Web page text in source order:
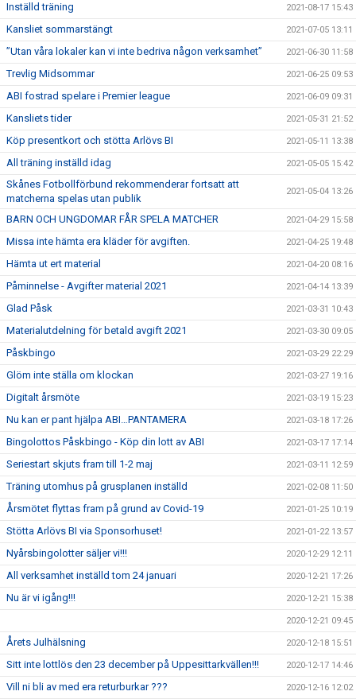
Inställd träning 2021-08-17 15:43
Kansliet sommarstängt 2021-07-05 13:11
”Utan våra lokaler kan vi inte bedriva någon verksamhet” 2021-06-30 11:58
Trevlig Midsommar 2021-06-25 09:53
ABI fostrad spelare i Premier league 2021-06-09 09:31
Kansliets tider 2021-05-31 21:52
Köp presentkort och stötta Arlövs BI 2021-05-11 13:38
All träning inställd idag 2021-05-05 15:42
Skånes Fotbollförbund rekommenderar fortsatt att
matcherna spelas utan publik
2021-05-04 13:26
BARN OCH UNGDOMAR FÅR SPELA MATCHER 2021-04-29 15:58
Missa inte hämta era kläder för avgiften. 2021-04-25 19:48
Hämta ut ert material 2021-04-20 08:16
Påminnelse - Avgifter material 2021 2021-04-14 13:39
Glad Påsk 2021-03-31 10:43
Materialutdelning för betald avgift 2021 2021-03-30 09:05
Påskbingo 2021-03-29 22:29
Glöm inte ställa om klockan 2021-03-27 19:16
Digitalt årsmöte 2021-03-19 15:23
Nu kan er pant hjälpa ABI…PANTAMERA 2021-03-18 17:26
Bingolottos Påskbingo - Köp din lott av ABI 2021-03-17 17:14
Seriestart skjuts fram till 1-2 maj 2021-03-11 12:59
Träning utomhus på grusplanen inställd 2021-02-08 11:50
Årsmötet flyttas fram på grund av Covid-19 2021-01-25 10:19
Stötta Arlövs BI via Sponsorhuset! 2021-01-22 13:57
Nyårsbingolotter säljer vi!!! 2020-12-29 12:11
All verksamhet inställd tom 24 januari 2020-12-21 17:26
Nu är vi igång!!! 2020-12-21 15:38
2020-12-21 09:45
Årets Julhälsning 2020-12-18 15:51
Sitt inte lottlös den 23 december på Uppesittarkvällen!!! 2020-12-17 14:46
Vill ni bli av med era returburkar ??? 2020-12-16 12:02